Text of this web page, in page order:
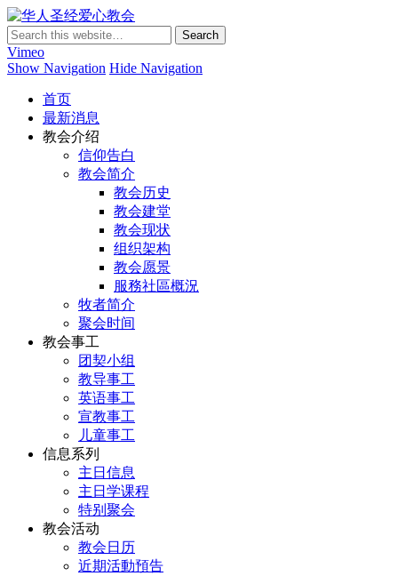
Vimeo
Show Navigation Hide Navigation
首页
最新消息
教会介绍
信仰告白
教会简介
教会历史
教会建堂
教会现状
组织架构
教会愿景
服務社區概況
牧者简介
聚会时间
教会事工
团契小组
教导事工
英语事工
宣教事工
儿童事工
信息系列
主日信息
主日学课程
特别聚会
教会活动
教会日历
近期活動預告